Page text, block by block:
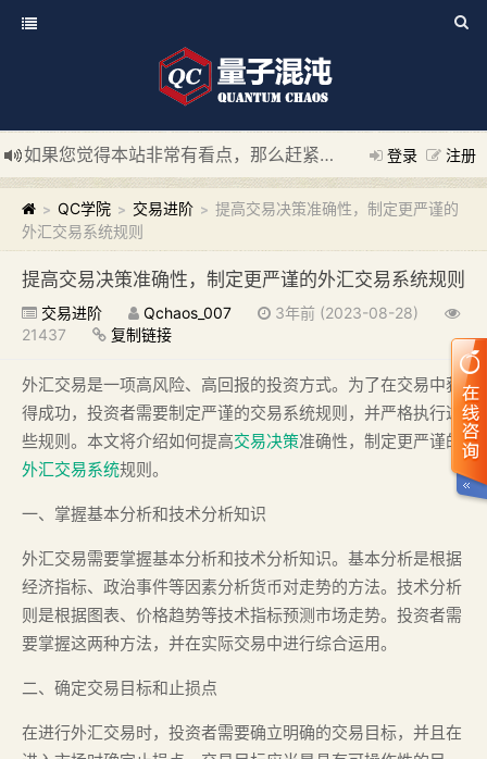
登录 注册
如果您觉得本站非常有看点，那么赶紧使用Ctrl+D 收藏我们吧
新添加量子混沌系统板块，欢迎大家访问！
---“量子混沌系
> QC学院 > 交易进阶 > 提高交易决策准确性，制定更严谨的
外汇交易系统规则
提高交易决策准确性，制定更严谨的外汇交易系统规则
交易进阶 Qchaos_007
3年前 (2023-08-28)
21437
复制链接
外汇交易是一项高风险、高回报的投资方式。为了在交易中获
得成功，投资者需要制定严谨的交易系统规则，并严格执行这
些规则。本文将介绍如何提高交易决策准确性，制定更严谨的
外汇交易系统规则。
一、掌握基本分析和技术分析知识
外汇交易需要掌握基本分析和技术分析知识。基本分析是根据
经济指标、政治事件等因素分析货币对走势的方法。技术分析
则是根据图表、价格趋势等技术指标预测市场走势。投资者需
要掌握这两种方法，并在实际交易中进行综合运用。
二、确定交易目标和止损点
在进行外汇交易时，投资者需要确立明确的交易目标，并且在